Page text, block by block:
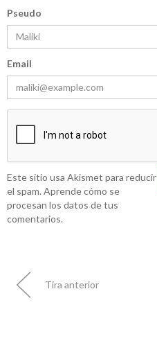
Pseudo
Email
Este sitio usa Akismet para reducir
el spam. Aprende cómo se
procesan los datos de tus
comentarios.
Tira anterior